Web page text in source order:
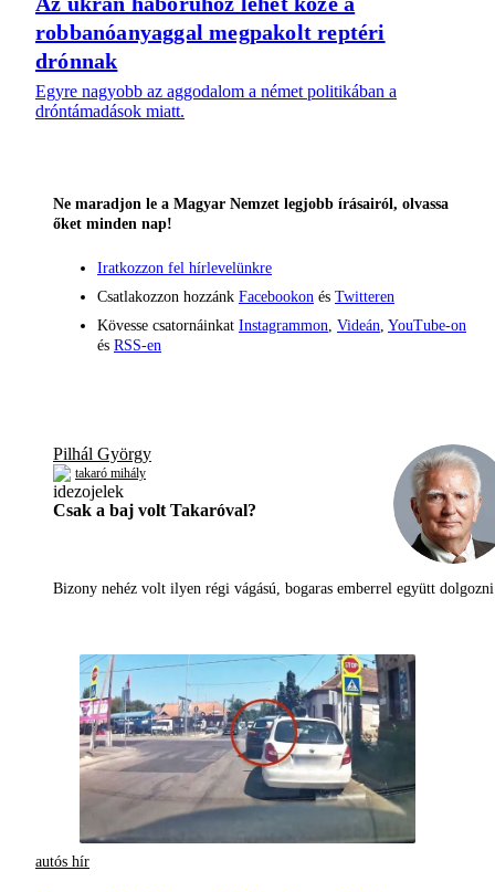
robbanóanyaggal megpakolt reptéri
drónnak
Egyre nagyobb az aggodalom a német politikában a
dróntámadások miatt.
Ne maradjon le a Magyar Nemzet legjobb írásairól, olvassa
őket minden nap!
Iratkozzon fel hírlevelünkre
Csatlakozzon hozzánk Facebookon és Twitteren
Kövesse csatornáinkat Instagrammon Videán YouTube-on
és RSS-en
Pilhál György
takaró mihály
Csak a baj volt Takaróval?
Bizony nehéz volt ilyen régi vágású, bogaras emberrel együtt
autós hír